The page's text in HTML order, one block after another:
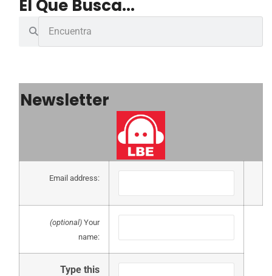
El Que Busca...
Newsletter
Email address:
(optional) Your
name:
Type this